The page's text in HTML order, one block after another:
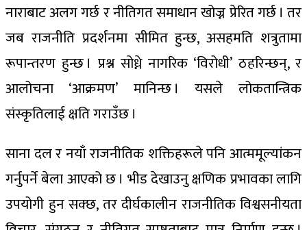
नाराबाट अलग गर्छ र नीतिगत समाधान खोज्न प्रेरित गर्छ । तर
जब राजनीति प्रदर्शनमा सीमित हुन्छ, असहमति शत्रुतामा
रूपान्तरण हुन्छ । प्रश्न सोध्ने नागरिक ‘विरोधी’ ठहरिन्छन्, र
आलोचना ‘आक्रमण’ मानिन्छ । यसले लोकतान्त्रिक
संस्कृतिलाई क्षति गराउँछ ।
साना दल र नयाँ राजनीतिक शक्तिहरूले पनि आत्ममूल्यांकन
गर्नुपर्ने बेला आएको छ । भीड देखाउनु क्षणिक प्रभावका लागि
उपयोगी हुन सक्छ, तर दीर्घकालीन राजनीतिक विश्वसनीयता